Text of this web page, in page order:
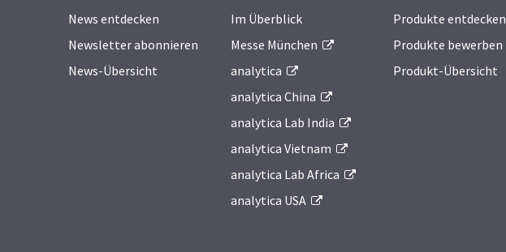
News entdecken
Newsletter abonnieren
News-Übersicht
Im Überblick
Messe München
analytica
analytica China
analytica Lab India
analytica Vietnam
analytica Lab Africa
analytica USA
Produkte entdecken
Produkte bewerben
Produkt-Übersicht